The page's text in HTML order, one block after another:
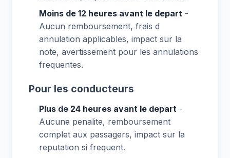
Moins de 12 heures avant le depart -
Aucun remboursement, frais d
annulation applicables, impact sur la
note, avertissement pour les annulations
frequentes.
Pour les conducteurs
Plus de 24 heures avant le depart -
Aucune penalite, remboursement
complet aux passagers, impact sur la
reputation si frequent.